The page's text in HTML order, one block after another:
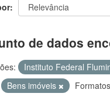
de dados
Instituto Federal
Bens imóveis